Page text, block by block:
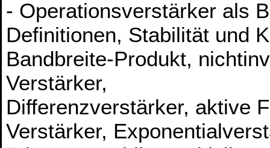
- Operationsverstärker als
Definitionen, Stabilität und
Bandbreite-Produkt,
Verstärker,
Differenzverstärker, aktive
Verstärker,